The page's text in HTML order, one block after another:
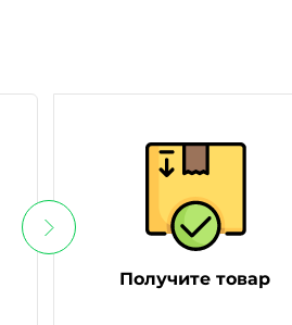
Получите товар